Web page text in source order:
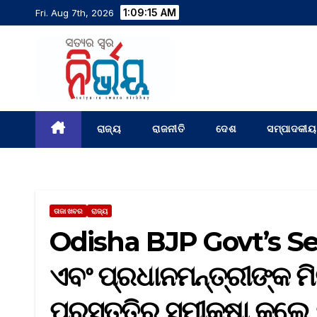
Fri. Aug 7th, 2026 1:09:16 AM
ରାଜ୍ୟ ରାଜନୀତି ଦେଶ ସମ୍ପାଦକୀୟ
ତାଜା ଖବର ରାଜ୍ୟ
Odisha BJP Govt’s
ଏବଂ ପ୍ରଧାନମନ୍ତ୍ରୀଙ୍କ